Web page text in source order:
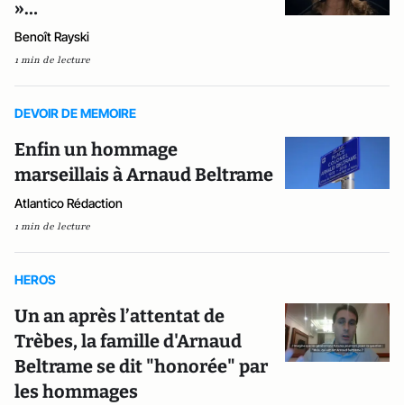
»…
Benoît Rayski
1 min de lecture
DEVOIR DE MEMOIRE
Enfin un hommage
marseillais à Arnaud Beltrame
Atlantico Rédaction
1 min de lecture
HEROS
Un an après l’attentat de
Trèbes, la famille d'Arnaud
Beltrame se dit "honorée" par
les hommages